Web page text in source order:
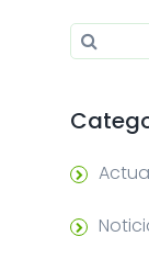
Search for: